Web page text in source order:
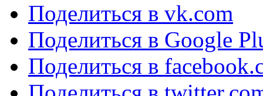
Поделиться в vk.com
Поделиться в Google
Поделиться в